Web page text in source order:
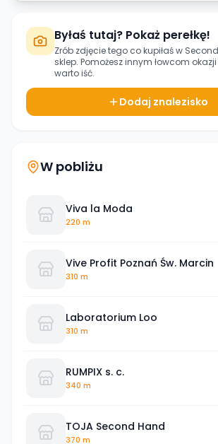
Byłaś tutaj? Pokaż perełkę!
Zrób zdjęcie tego co kupiłaś w
sklep. Pomożesz innym łowcom
warto iść.
Dodaj znalezisko
W pobliżu
Viva la Moda
220 m
Vive Profit Poznań Św. Marcin
310 m
Laboratorium Loo
310 m
RUMPIX s. c.
340 m
TOJA Second Hand
370 m